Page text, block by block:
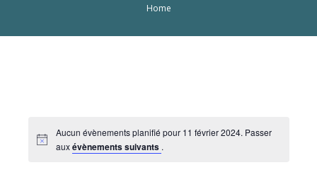
Home
Aucun évènements planifié pour 11 février 2024. Passer
auxévènements suivants .